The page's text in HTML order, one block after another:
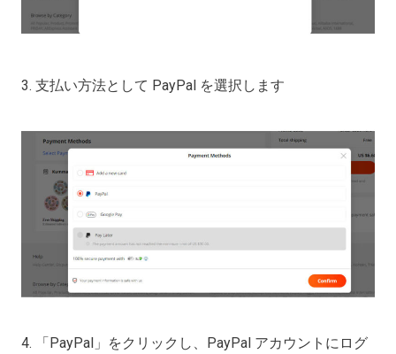
3. 支払い方法として PayPal を選択します
4. 「PayPal」をクリックし、PayPal アカウントにログ